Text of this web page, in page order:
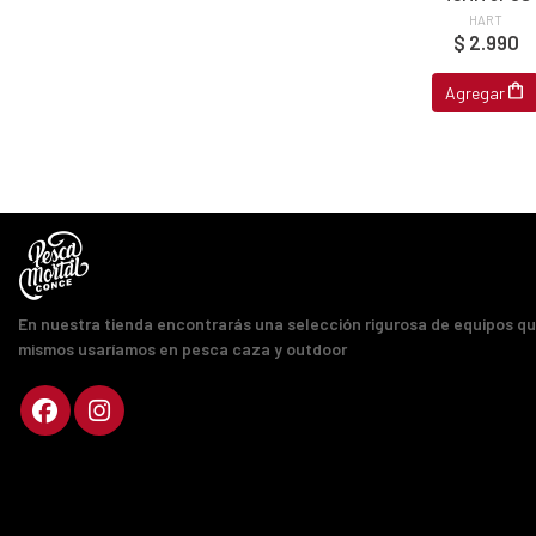
HART
$ 2.990
Agregar
En nuestra tienda encontrarás una selección rigurosa de equipos
mismos usaríamos en pesca caza y outdoor